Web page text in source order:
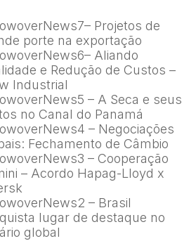
Projetos de
porte na exportação
Aliando
e Redução de Custos –
Industrial
– A Seca e seus
no Canal do Panamá
– Negociações
Fechamento de Câmbio
– Cooperação
– Acordo Hapag-Lloyd x
– Brasil
lugar de destaque no
global